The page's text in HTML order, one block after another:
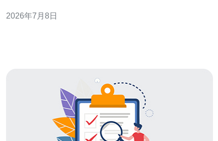
提供企业可执行的合规与购买建议，涵盖域名、CDN、
2026年7月8日